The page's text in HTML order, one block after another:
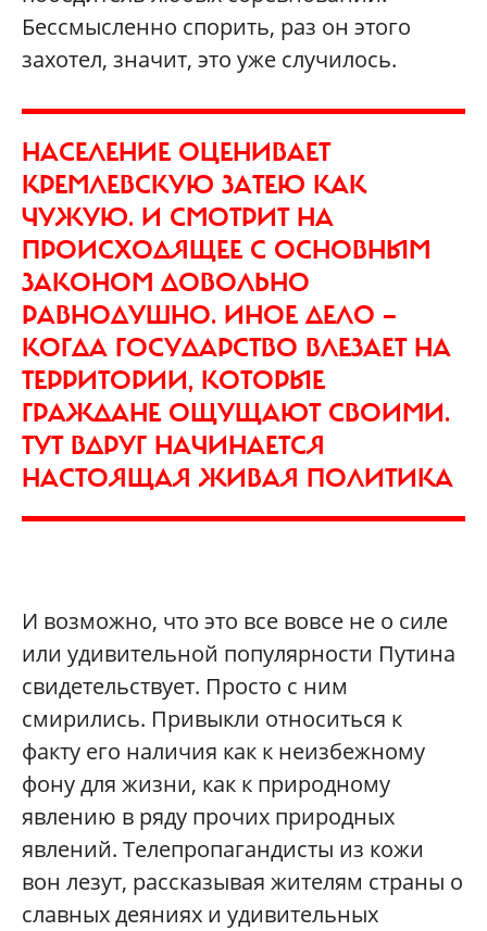
Бессмысленно спорить, раз он этого
захотел, значит, это уже случилось.
НАСЕЛЕНИЕ ОЦЕНИВАЕТ
КРЕМЛЕВСКУЮ ЗАТЕЮ КАК
ЧУЖУЮ. И СМОТРИТ НА
ПРОИСХОДЯЩЕЕ С ОСНОВНЫМ
ЗАКОНОМ ДОВОЛЬНО
РАВНОДУШНО. ИНОЕ ДЕЛО —
КОГДА ГОСУДАРСТВО ВЛЕЗАЕТ НА
ТЕРРИТОРИИ, КОТОРЫЕ
ГРАЖДАНЕ ОЩУЩАЮТ СВОИМИ.
ТУТ ВДРУГ НАЧИНАЕТСЯ
НАСТОЯЩАЯ ЖИВАЯ ПОЛИТИКА
И возможно, что это все вовсе не о силе
или удивительной популярности Путина
свидетельствует. Просто с ним
смирились. Привыкли относиться к
факту его наличия как к неизбежному
фону для жизни, как к природному
явлению в ряду прочих природных
явлений. Телепропагандисты из кожи
вон лезут, рассказывая жителям страны о
славных деяниях и удивительных